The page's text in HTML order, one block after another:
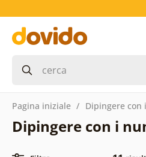
Pagina iniziale Dipingere con
Dipingere con i